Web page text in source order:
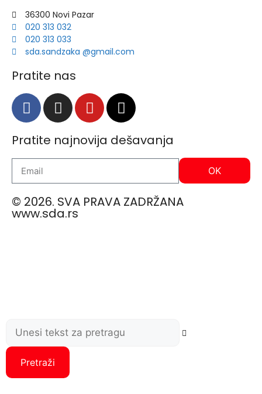
36300 Novi Pazar
020 313 032
020 313 033
sda.sandzaka @gmail.com
Pratite nas
Pratite najnovija dešavanja
OK
© 2026. SVA PRAVA ZADRŽANA
www.sda.rs
Pretraži